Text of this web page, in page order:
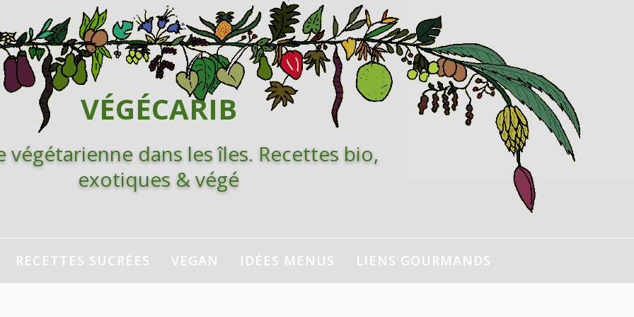
VÉGÉCARIB
végétarienne dans les îles. Recettes bio,
exotiques & végé
RECETTES SUCRÉES VEGAN IDÉES MENUS LIENS GOURMANDS